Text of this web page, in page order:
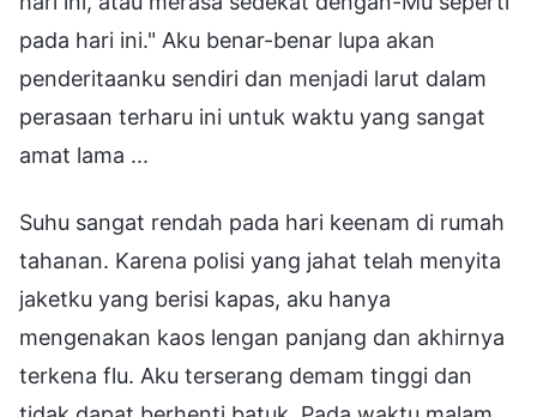
pada hari ini." Aku benar-benar lupa akan
penderitaanku sendiri dan menjadi larut dalam
perasaan terharu ini untuk waktu yang sangat
amat lama ...
Suhu sangat rendah pada hari keenam di rumah
tahanan. Karena polisi yang jahat telah menyita
jaketku yang berisi kapas, aku hanya
mengenakan kaos lengan panjang dan akhirnya
terkena flu. Aku terserang demam tinggi dan